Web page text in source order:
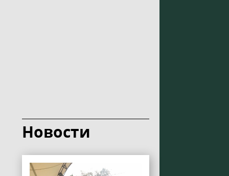
Новости